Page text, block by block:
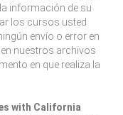
información de su
los cursos usted
envío o error en
nuestros archivos
en que realiza la
with California